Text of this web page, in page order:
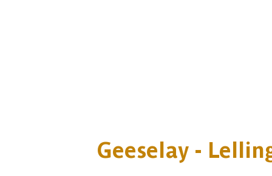
Geeselay -